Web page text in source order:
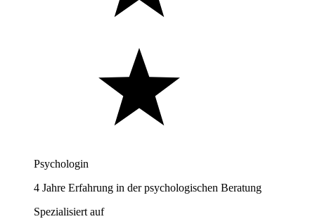
Psychologin
4 Jahre Erfahrung in der psychologischen Beratung
Spezialisiert auf